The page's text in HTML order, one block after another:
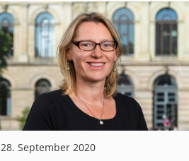
28. September 2020